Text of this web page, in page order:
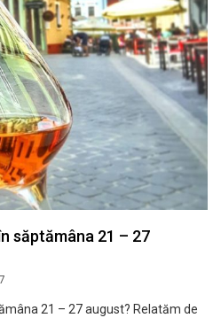
săptămâna 21 – 27
21 – 27 august? Relatăm de